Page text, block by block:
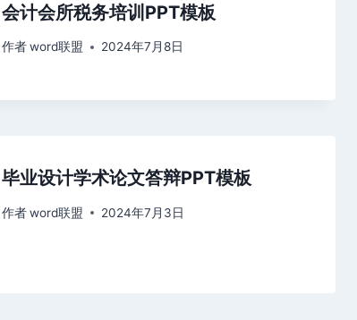
会计会所税务培训PPT模板
作者 word联盟 2024年7月8日
毕业设计学术论文答辩PPT模板
作者 word联盟 2024年7月3日